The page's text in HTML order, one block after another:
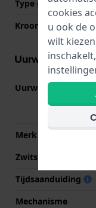
Type glas
Kroon
Uurwerk
Uurwerk nr.
Merk uurwerk
Zwitsers uurwerk
Tijdsaanduiding
Mechanisme
cookies
u ook de
wilt